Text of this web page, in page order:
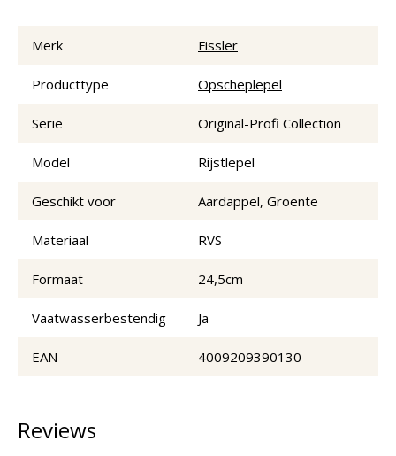
Merk Fissler
Producttype Opscheplepel
Serie Original-Profi Collection
Model Rijstlepel
Geschikt voor Aardappel, Groente
Materiaal RVS
Formaat 24,5cm
Vaatwasserbestendig Ja
EAN 4009209390130
Reviews